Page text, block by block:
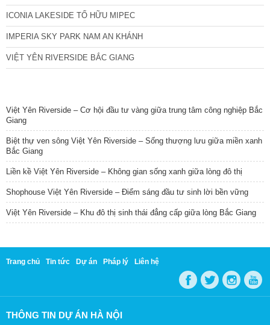
ICONIA LAKESIDE TỐ HỮU MIPEC
IMPERIA SKY PARK NAM AN KHÁNH
VIỆT YÊN RIVERSIDE BẮC GIANG
Việt Yên Riverside – Cơ hội đầu tư vàng giữa trung tâm công nghiệp Bắc
Giang
Biệt thự ven sông Việt Yên Riverside – Sống thượng lưu giữa miền xanh
Bắc Giang
Liền kề Việt Yên Riverside – Không gian sống xanh giữa lòng đô thị
Shophouse Việt Yên Riverside – Điểm sáng đầu tư sinh lời bền vững
Việt Yên Riverside – Khu đô thị sinh thái đẳng cấp giữa lòng Bắc Giang
Trang chủ Tin tức Dự án Pháp lý Liên hệ
THÔNG TIN DỰ ÁN HÀ NỘI